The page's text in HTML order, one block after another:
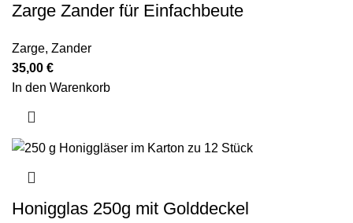
Zarge Zander für Einfachbeute
Zarge, Zander
35,00 €
In den Warenkorb
Honigglas 250g mit Golddeckel